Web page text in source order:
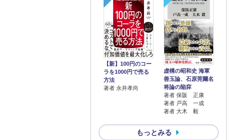
【新】100円のコー
ラを1000円で売る
方法
著者 永井孝尚
虚構の昭和史 海軍
善玉論、石原莞爾名
将論の陥穽
著者 保阪 正康
著者 戸高 一成
著者 大木 毅
もっとみる